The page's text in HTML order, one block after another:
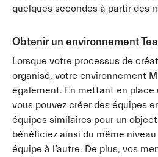
quelques secondes à partir des
Obtenir un environnement
Lorsque votre processus de
organisé, votre environnement
également. En mettant en
vous pouvez créer des équipes
équipes similaires pour un
bénéficiez ainsi du même niveau
équipe à l’autre. De plus, vos